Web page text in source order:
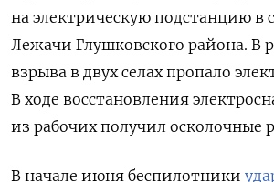
на электрическую подстанцию в
Лежачи Глушковского района. В
взрыва в двух селах пропало
В ходе восстановления
из рабочих получил осколочные
В начале июня беспилотники